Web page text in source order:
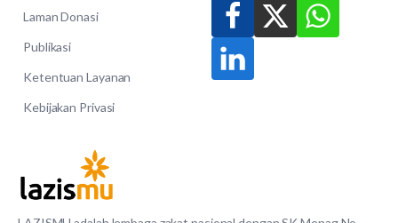
Laman Donasi
Publikasi
Ketentuan Layanan
Kebijakan Privasi